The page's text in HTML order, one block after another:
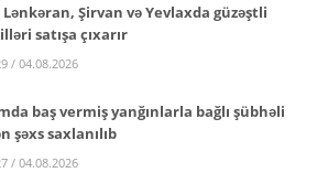
Lənkəran, Şirvan və Yevlaxda güzəştli
satışa çıxarır
/ 04.08.2026
baş vermiş yanğınlarla bağlı şübhəli
şəxs saxlanılıb
/ 04.08.2026